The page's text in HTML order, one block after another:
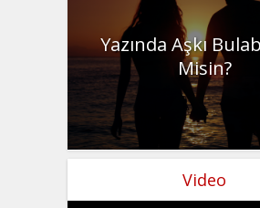
Yazında Aşkı
Misin?
Video